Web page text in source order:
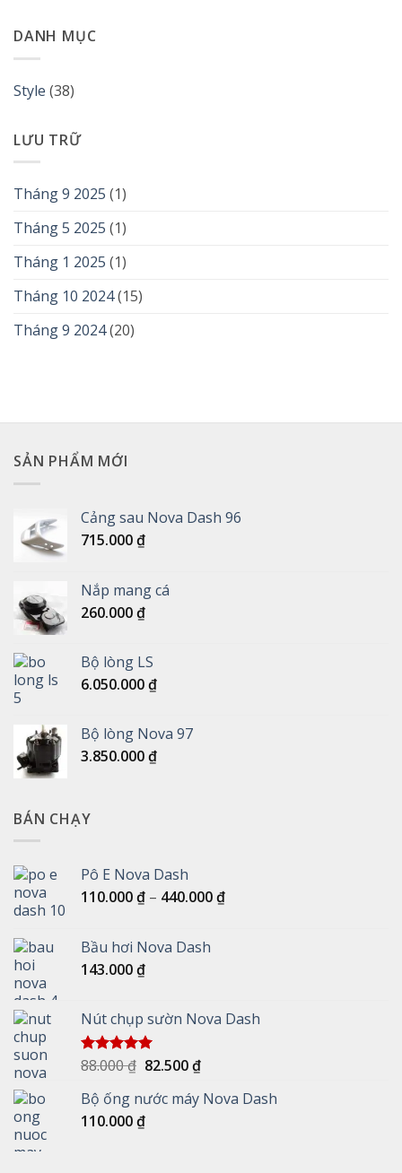
DANH MỤC
Style (38)
LƯU TRỮ
Tháng 9 2025 (1)
Tháng 5 2025 (1)
Tháng 1 2025 (1)
Tháng 10 2024(15)
Tháng 9 2024(20)
SẢN PHẨM MỚI
Cảng sau Nova Dash 96
715.000₫
Nắp mang cá
260.000₫
Bộ lòng LS
6.050.000₫
Bộ lòng Nova 97
3.850.000₫
BÁN CHẠY
Pô E Nova Dash
110.000₫ – 440.000₫Khoảng
Bầu hơi Nova Dash
143.000₫
Nút chụp sườn Nova Dash
Được xếp
5.00
5 sao
88.000₫ Giá
là:
88.000 ₫.
82.500₫Giá
tại
Bộ ống nước máy Nova Dash
110.000₫